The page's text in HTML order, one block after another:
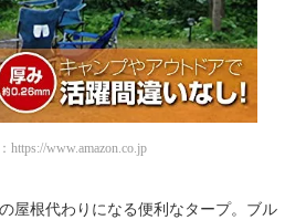
https://www.amazon.co.jp
屋根代わりになる便利なタープ。ブル